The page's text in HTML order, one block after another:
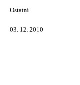
Ostatní
03. 12. 2010